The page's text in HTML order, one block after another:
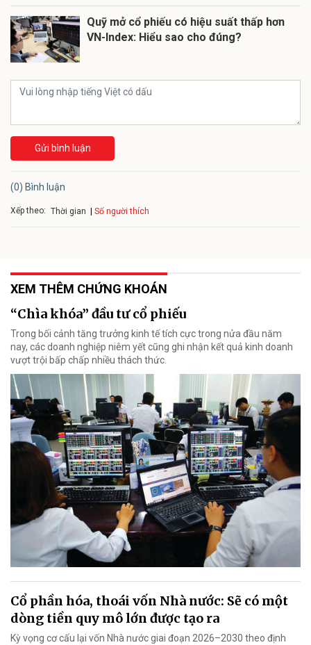
Quỹ mở cổ phiếu có hiệu suất thấp hơn
VN-Index: Hiểu sao cho đúng?
Gửi bình luận
(0) Bình luận
Xếp theo: Thời gian Số người thích
XEM THÊM CHỨNG KHOÁN
“Chìa khóa” đầu tư cổ phiếu
Trong bối cảnh tăng trưởng kinh tế tích cực trong nửa đầu năm
nay, các doanh nghiệp niêm yết cũng ghi nhận kết quả kinh doanh
vượt trội bấp chấp nhiều thách thức.
Cổ phần hóa, thoái vốn Nhà nước: Sẽ có một
dòng tiền quy mô lớn được tạo ra
Kỳ vọng cơ cấu lại vốn Nhà nước giai đoạn 2026–2030 theo định